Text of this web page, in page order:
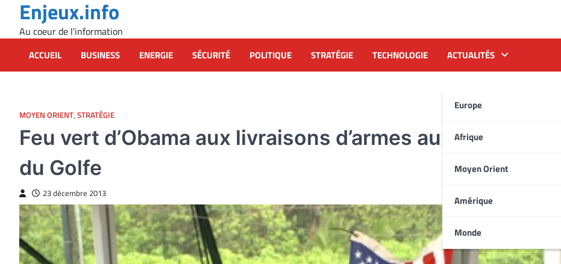
content
Enjeux.info
Au coeur de l'information
ACCUEIL BUSINESS ENERGIE SÉCURITÉ POLITIQUE STRATÉGIE TECHNOLOGIE ACTUALITÉS
Europe
Afrique
Moyen Orient
Amérique
Monde
MOYEN ORIENT, STRATÉGIE
Feu vert d’Obama aux livraisons d’armes aux monarchies
du Golfe
23 décembre 2013